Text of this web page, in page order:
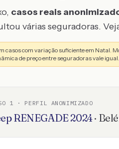
casos reais
várias seguradoras.
casos com variação suficiente em Natal.
de preço entre seguradoras vale igual.
1 · PERFIL ANONIMIZADO
RENEGADE2024·